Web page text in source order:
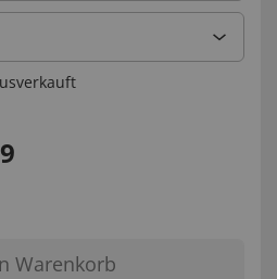
Warenkorb